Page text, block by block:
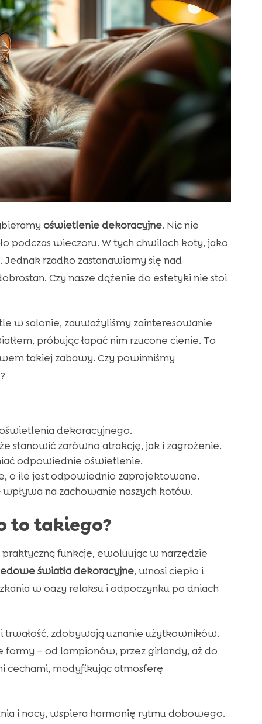
oświetlenie dekoracyjne. Nic nie
podczas wieczoru. W tych chwilach koty, jako
rzadko zastanawiamy się nad
Czy nasze dążenie do estetyki nie stoi
w salonie, zauważyliśmy zainteresowanie
próbując łapać nim rzucone cienie. To
takiej zabawy. Czy powinniśmy
dekoracyjnego.
stanowić zarówno atrakcję, jak i zagrożenie.
odpowiednie oświetlenie.
o ile jest odpowiednio zaprojektowane.
wpływa na zachowanie naszych kotów.
to takiego?
funkcję, ewoluując w narzędzie
światła dekoracyjne, wnosi ciepło i
w oazy relaksu i odpoczynku po dniach
trwałość, zdobywają uznanie użytkowników.
– od lampionów, przez girlandy, aż do
cechami, modyfikując atmosferę
i nocy, wspiera harmonię rytmu dobowego.